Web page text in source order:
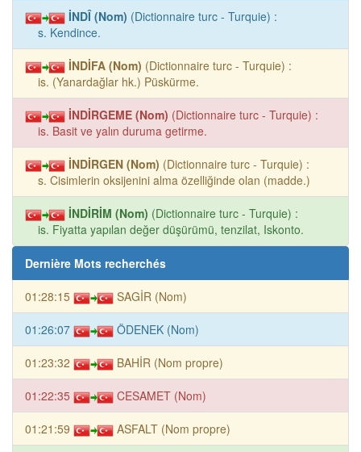
İNDÎ (Nom) (Dictionnaire turc - Turquie) :
s. Kendince.
İNDİFA (Nom) (Dictionnaire turc - Turquie) :
is. (Yanardağlar hk.) Püskürme.
İNDİRGEME (Nom) (Dictionnaire turc - Turquie) :
is. Basit ve yalın duruma getirme.
İNDİRGEN (Nom) (Dictionnaire turc - Turquie) :
s. Cisimlerin oksijenini alma özelliğinde olan (madde.)
İNDİRİM (Nom) (Dictionnaire turc - Turquie) :
is. Fiyatta yapılan değer düşürümü, tenzilat, Iskonto.
Dernière Mots recherchés
01:28:15 SAGİR (Nom)
01:26:07 ÖDENEK (Nom)
01:23:32 BAHİR (Nom propre)
01:22:35 CESAMET (Nom)
01:21:59 ASFALT (Nom propre)